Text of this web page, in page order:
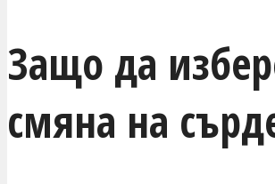
Защо да
смяна на